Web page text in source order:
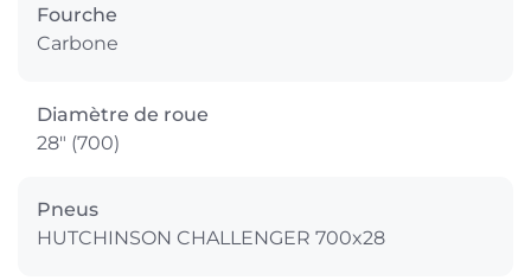
Fourche
Carbone
Diamètre de roue
28" (700)
Pneus
HUTCHINSON CHALLENGER 700x28